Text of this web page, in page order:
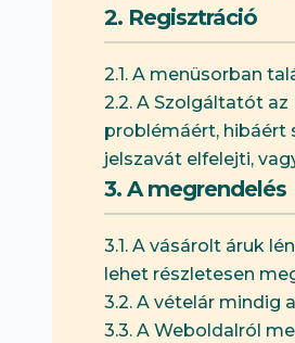
2. Regisztráció
2.1. A menüsorban
2.2. A Szolgáltatót
problémáért, hibáért
jelszavát elfelejti,
3. A megrendelés
3.1. A vásárolt áruk
lehet részletesen
3.2. A vételár
3.3. A Weboldalról